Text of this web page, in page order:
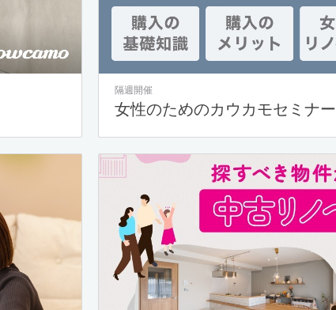
隔週開催
女性のためのカウカモセミナー